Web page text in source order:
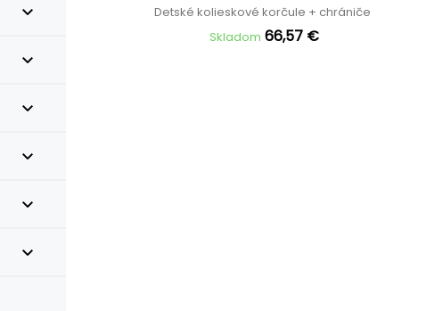
Detské kolieskové korčule + chrániče
Skladom 66,57 €